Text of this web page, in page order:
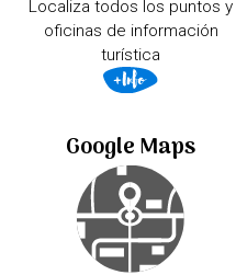
Localiza todos los puntos y
oficinas de información
turística
Google Maps